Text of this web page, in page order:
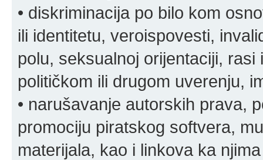
• diskriminacija po bilo kom
ili identitetu, veroispovesti,
polu, seksualnoj orijentaciji,
političkom ili drugom uverenju,
• narušavanje autorskih prava,
promociju piratskog softvera,
materijala, kao i linkova ka njima